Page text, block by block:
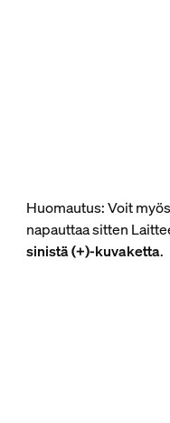
Huomautus: Voit
napauttaa sitten
sinistä (+)-kuvaketta.